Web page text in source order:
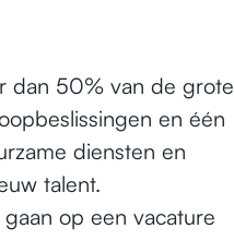
dan 50% van de grote
en één
diensten en
talent.
op een vacature